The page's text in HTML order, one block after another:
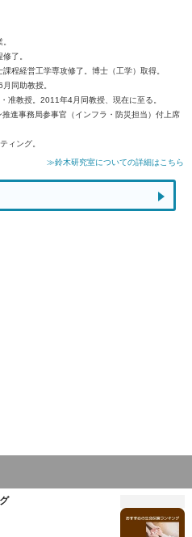
了。
程経営工学専攻修了。博士（工学）取得。
同助教授。
准教授。2011年4月同教授、現在に至る。
進事務局参事官（インフラ・防災担当）付上席
ィング。
≫鈴木研究室についての詳細はこちら